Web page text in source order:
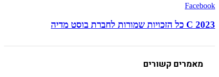
Facebook
C 2023 כל הזכויות שמורות לחברת בוסט מדיה
מאמרים קשורים